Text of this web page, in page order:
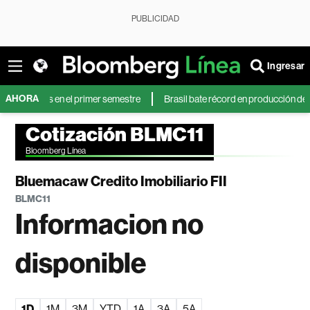
PUBLICIDAD
Ingresar
AHORA
más en el primer semestre Brasil bate récord en producción de
Cotización BLMC11
Bloomberg Línea
Bluemacaw Credito Imobiliario FII
BLMC11
Informacion no
disponible